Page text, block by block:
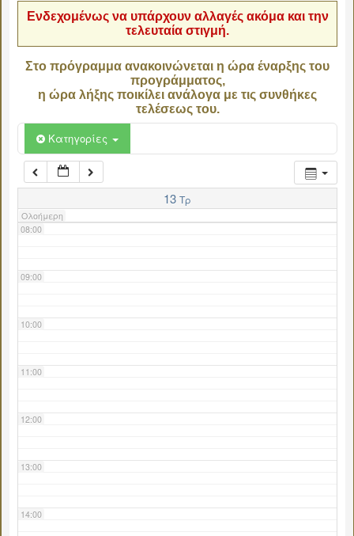
Ενδεχομένως να υπάρχουν αλλαγές ακόμα και την
τελευταία στιγμή.
Στο πρόγραμμα ανακοινώνεται η ώρα έναρξης του
προγράμματος,
η ώρα λήξης ποικίλει ανάλογα με τις συνθήκες
τελέσεως του.
Κατηγορίες
13 Τρ
Ολοήμερη
06:00
07:00
08:00
09:00
10:00
11:00
12:00
13:00
14:00